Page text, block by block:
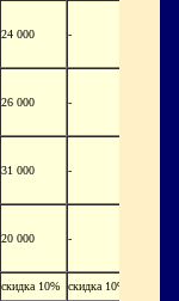
24 000 -
26 000 -
31 000 -
20 000 -
скидка 10%
скидка 10%